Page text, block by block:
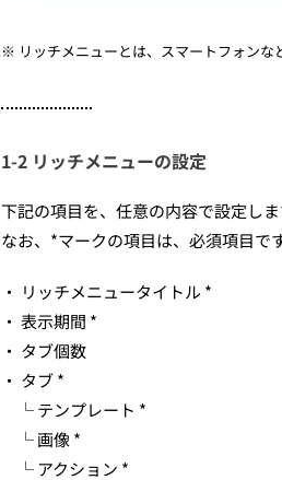
※ リッチメニューとは、スマートフォンな
1-2 リッチメニューの設定
下記の項目を、任意の内容で設定しま
なお、*マークの項目は、必須項目です
・ リッチメニュータイトル *
・ 表示期間 *
・ タブ個数
・ タブ *
└ テンプレート *
└ 画像 *
└ アクション *